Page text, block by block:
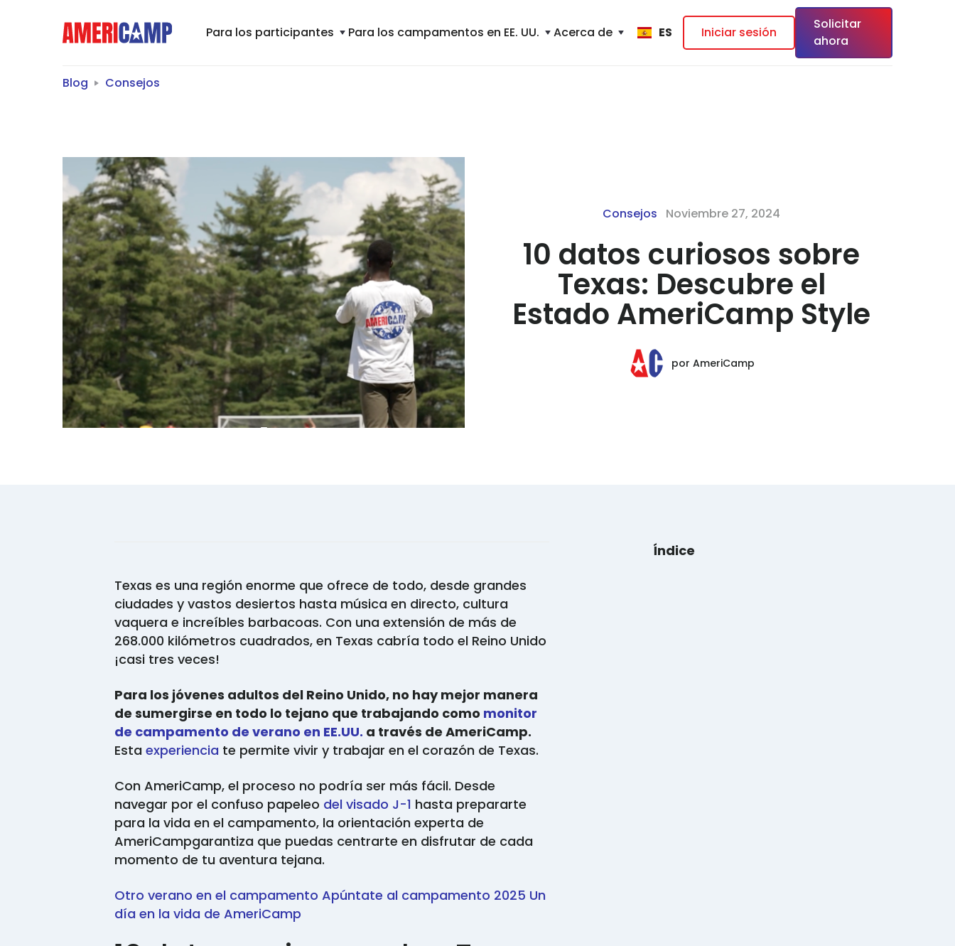
Para los participantes Para los campamentos en EE. UU. Acerca de ES Iniciar sesión
Solicitar
ahora
Blog Consejos
Consejos Noviembre 27, 2024
10 datos curiosos sobre
Texas: Descubre el
Estado AmeriCamp Style
por AmeriCamp
Texas es una región enorme que ofrece de todo, desde grandes
ciudades y vastos desiertos hasta música en directo, cultura
vaquera e increíbles barbacoas. Con una extensión de más de
268.000 kilómetros cuadrados, en Texas cabría todo el Reino Unido
¡casi tres veces!
Para los jóvenes adultos del Reino Unido, no hay mejor manera
de sumergirse en todo lo tejano que trabajando como monitor
de campamento de verano en EE.UU. a través de AmeriCamp.
Estaexperiencia te permite vivir y trabajar en el corazón de Texas.
Con AmeriCamp, el proceso no podría ser más fácil. Desde
navegar por el confuso papeleo del visado J-1 hasta prepararte
para la vida en el campamento, la orientación experta de
AmeriCampgarantiza que puedas centrarte en disfrutar de cada
momento de tu aventura tejana.
Otro verano en el campamento Apúntate al campamento 2025 Un
día en la vida de AmeriCamp
Índice